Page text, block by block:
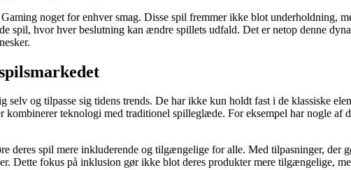
noget for enhver smag. Disse spil fremmer ikke blot underholdning,
spil, hvor hver beslutning kan ændre spillets udfald. Det er netop denne
og tilpasse sig tidens trends. De har ikke kun holdt fast i de klassiske
teknologi med traditionel spilleglæde. For eksempel har nogle af
deres spil mere inkluderende og tilgængelige for alle. Med tilpasninger, der
Dette fokus på inklusion gør ikke blot deres produkter mere tilgængelige,